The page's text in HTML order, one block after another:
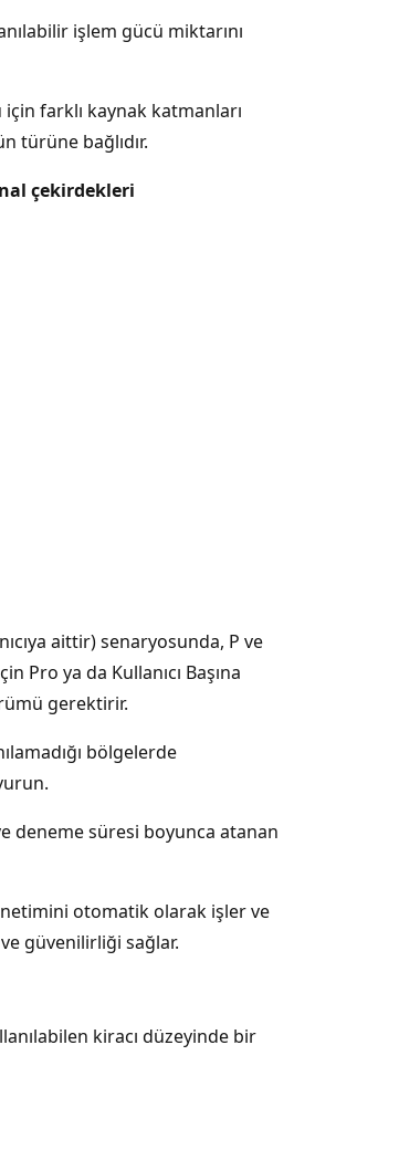
işlem gücü miktarını
farklı kaynak katmanları
türüne bağlıdır.
çekirdekleri
aittir) senaryosunda, P ve
Pro ya da Kullanıcı Başına
gerektirir.
bölgelerde
deneme süresi boyunca atanan
otomatik olarak işler ve
güvenilirliği sağlar.
kiracı düzeyinde bir